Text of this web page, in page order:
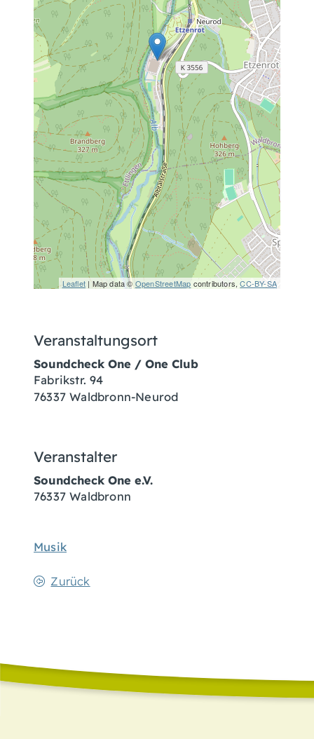
Leaflet| Map data ©OpenStreetMap contributors,CC-BY-SA
Veranstaltungsort
Soundcheck One / One Club
Fabrikstr. 94
76337 Waldbronn-Neurod
Veranstalter
Soundcheck One e.V.
76337 Waldbronn
Musik
Zurück